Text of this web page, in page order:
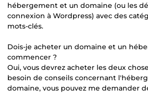
hébergement et un domaine (ou les
connexion à Wordpress) avec des
mots-clés.
Dois-je acheter un domaine et un
commencer ?
Oui, vous devrez acheter les deux
besoin de conseils concernant
domaine, vous pouvez me demander